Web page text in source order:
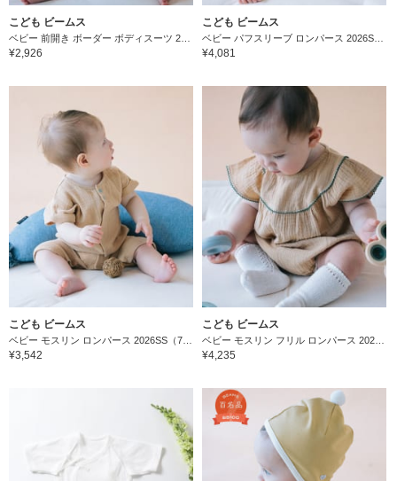
こども ビームス
¥2,926
こども ビームス
¥4,081
こども ビームス
¥3,542
こども ビームス
¥4,235